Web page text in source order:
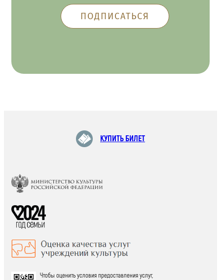
КУПИТЬ БИЛЕТ
Чтобы оценить условия предоставления услуг,